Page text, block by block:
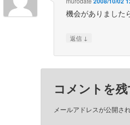
機会がありました
返信 ↓
コメントを
メールアドレスが公開さ